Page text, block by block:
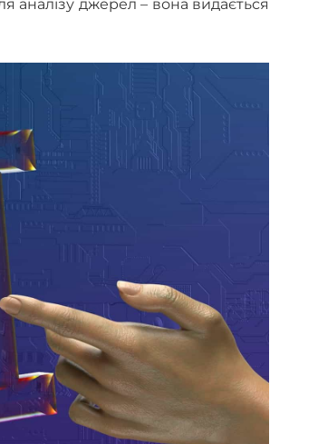
аналізу джерел – вона видається